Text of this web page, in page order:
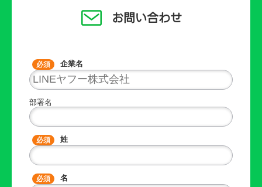
お問い合わせ
企業名
部署名
姓
名